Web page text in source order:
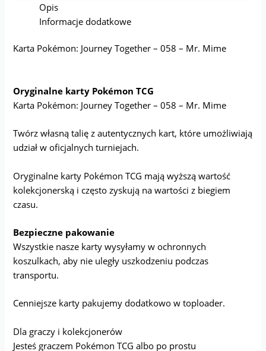
Opis
Informacje dodatkowe
Karta Pokémon: Journey Together – 058 – Mr. Mime
Oryginalne karty Pokémon TCG
Karta Pokémon: Journey Together – 058 – Mr. Mime
Twórz własną talię z autentycznych kart, które umożliwiają
udział w oficjalnych turniejach.
Oryginalne karty Pokémon TCG mają wyższą wartość
kolekcjonerską i często zyskują na wartości z biegiem
czasu.
Bezpieczne pakowanie
Wszystkie nasze karty wysyłamy w ochronnych
koszulkach, aby nie uległy uszkodzeniu podczas
transportu.
Cenniejsze karty pakujemy dodatkowo w toploader.
Dla graczy i kolekcjonerów
Jesteś graczem Pokémon TCG albo po prostu